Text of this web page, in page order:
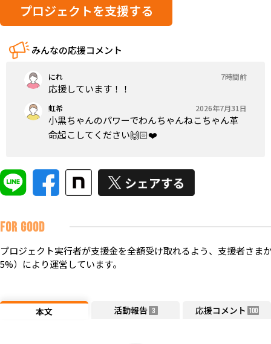
プロジェクトを支援する
みんなの応援コメント
にれ 7時間前
応援しています！！
虹希 2026年7月31日
小黒ちゃんのパワーでわんちゃんねこちゃん革
命起こしてください🙌🏻❤️
FOR GOOD
プロジェクト実行者が支援金を全額受け取れるよう、支援者さま
5%）により運営しています。
本文 活動報告 3 応援コメント 100